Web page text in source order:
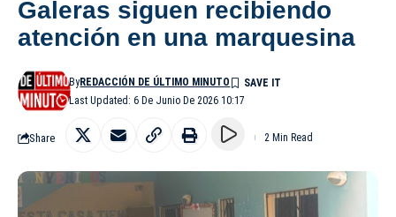
Galeras siguen recibiendo
atención en una marquesina
Last Updated: 6 De Junio De 2026 10:17
ByREDACCIÓN DE ÚLTIMO MINUTO
Share 2 Min Read